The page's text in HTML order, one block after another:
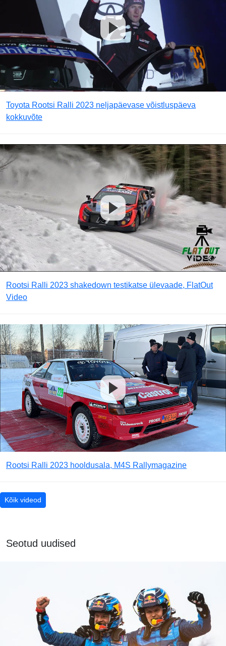
Toyota Rootsi Ralli 2023 neljapäevase võistluspäeva
kokkuvõte
Rootsi Ralli 2023 shakedown testikatse ülevaade, FlatOut
Video
Rootsi Ralli 2023 hooldusala, M4S Rallymagazine
Kõik videod
Seotud uudised